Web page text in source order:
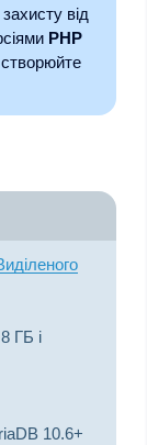
від
PHP
ГБ і
10.6+